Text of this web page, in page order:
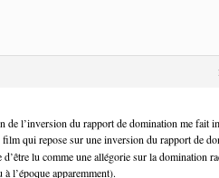
de l’inversion du rapport de domination me fait
qui repose sur une inversion du rapport de
lu comme une allégorie sur la domination
l’époque apparemment).